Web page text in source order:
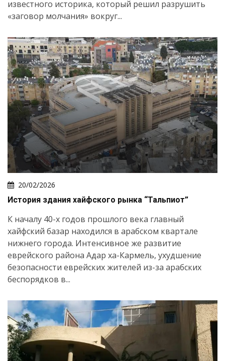
Искать
известного историка, который решил разрушить
«заговор молчания» вокруг...
20/02/2026
История здания хайфского рынка “Тальпиот”
К началу 40-х годов прошлого века главный
хайфский базар находился в арабском квартале
нижнего города. Интенсивное же развитие
еврейского района Адар ха-Кармель, ухудшение
безопасности еврейских жителей из-за арабских
беспорядков в...